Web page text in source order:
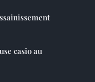
casio au